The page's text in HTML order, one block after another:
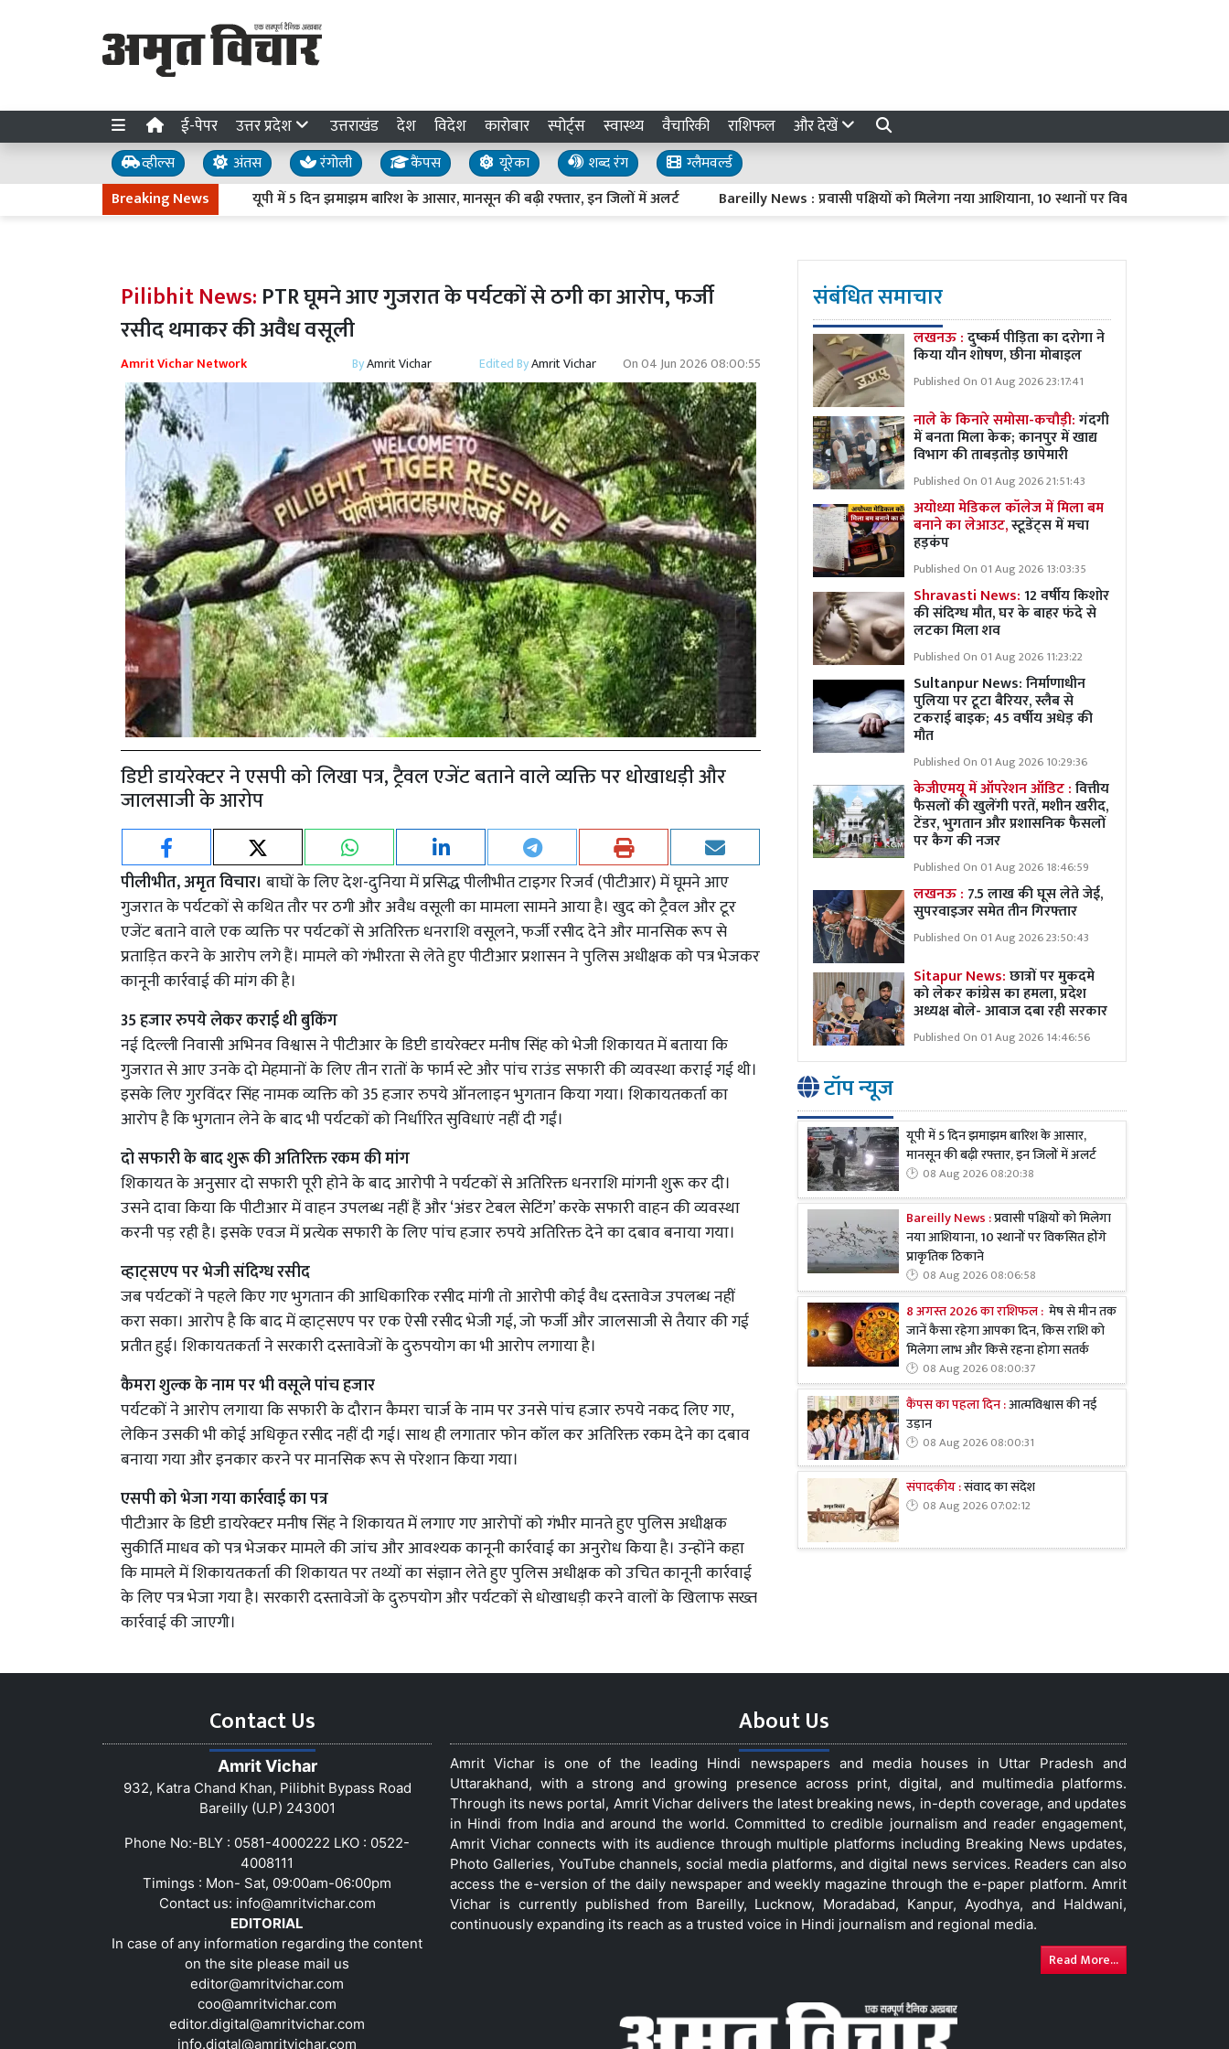
ई-पेपर उत्तर प्रदेश उत्तराखंड देश विदेश कारोबार स्पोर्ट्स स्वास्थ्य वैचारिकी राशिफल और देखें
व्हील्स अंतस रंगोली कैंपस यूरेका शब्द रंग
ग्लैमवर्ल्ड
Breaking News
यूपी में 5 दिन झमाझम बारिश के आसार, मानसून की बढ़ी रफ्तार, इन जिलों में अलर्ट Bareilly News : प्रवासी पक्षियों को मिलेगा नया आशियाना, 10 स्थानों पर विकसित होंगे प्राकृतिक
Pilibhit News: PTR घूमने आए गुजरात के पर्यटकों से ठगी का आरोप, फर्जी
रसीद थमाकर की अवैध वसूली
Amrit Vichar Network ByAmrit Vichar Edited ByAmrit Vichar On04 Jun 2026 08:00:55
डिप्टी डायरेक्टर ने एसपी को लिखा पत्र, ट्रैवल एजेंट बताने वाले व्यक्ति पर धोखाधड़ी और
जालसाजी के आरोप
पीलीभीत, अमृत विचार। बाघों के लिए देश-दुनिया में प्रसिद्ध पीलीभीत टाइगर रिजर्व (पीटीआर) में घूमने आए
गुजरात के पर्यटकों से कथित तौर पर ठगी और अवैध वसूली का मामला सामने आया है। खुद को ट्रैवल और टूर
एजेंट बताने वाले एक व्यक्ति पर पर्यटकों से अतिरिक्त धनराशि वसूलने, फर्जी रसीद देने और मानसिक रूप से
प्रताड़ित करने के आरोप लगे हैं। मामले को गंभीरता से लेते हुए पीटीआर प्रशासन ने पुलिस अधीक्षक को पत्र भेजकर
कानूनी कार्रवाई की मांग की है।
35 हजार रुपये लेकर कराई थी बुकिंग
नई दिल्ली निवासी अभिनव विश्वास ने पीटीआर के डिप्टी डायरेक्टर मनीष सिंह को भेजी शिकायत में बताया कि
गुजरात से आए उनके दो मेहमानों के लिए तीन रातों के फार्म स्टे और पांच राउंड सफारी की व्यवस्था कराई गई थी।
इसके लिए गुरविंदर सिंह नामक व्यक्ति को 35 हजार रुपये ऑनलाइन भुगतान किया गया। शिकायतकर्ता का
आरोप है कि भुगतान लेने के बाद भी पर्यटकों को निर्धारित सुविधाएं नहीं दी गईं।
दो सफारी के बाद शुरू की अतिरिक्त रकम की मांग
शिकायत के अनुसार दो सफारी पूरी होने के बाद आरोपी ने पर्यटकों से अतिरिक्त धनराशि मांगनी शुरू कर दी।
उसने दावा किया कि पीटीआर में वाहन उपलब्ध नहीं हैं और ‘अंडर टेबल सेटिंग’ करके सफारी वाहन की व्यवस्था
करनी पड़ रही है। इसके एवज में प्रत्येक सफारी के लिए पांच हजार रुपये अतिरिक्त देने का दबाव बनाया गया।
व्हाट्सएप पर भेजी संदिग्ध रसीद
जब पर्यटकों ने पहले किए गए भुगतान की आधिकारिक रसीद मांगी तो आरोपी कोई वैध दस्तावेज उपलब्ध नहीं
करा सका। आरोप है कि बाद में व्हाट्सएप पर एक ऐसी रसीद भेजी गई, जो फर्जी और जालसाजी से तैयार की गई
प्रतीत हुई। शिकायतकर्ता ने सरकारी दस्तावेजों के दुरुपयोग का भी आरोप लगाया है।
कैमरा शुल्क के नाम पर भी वसूले पांच हजार
पर्यटकों ने आरोप लगाया कि सफारी के दौरान कैमरा चार्ज के नाम पर उनसे पांच हजार रुपये नकद लिए गए,
लेकिन उसकी भी कोई अधिकृत रसीद नहीं दी गई। साथ ही लगातार फोन कॉल कर अतिरिक्त रकम देने का दबाव
बनाया गया और इनकार करने पर मानसिक रूप से परेशान किया गया।
एसपी को भेजा गया कार्रवाई का पत्र
पीटीआर के डिप्टी डायरेक्टर मनीष सिंह ने शिकायत में लगाए गए आरोपों को गंभीर मानते हुए पुलिस अधीक्षक
सुकीर्ति माधव को पत्र भेजकर मामले की जांच और आवश्यक कानूनी कार्रवाई का अनुरोध किया है। उन्होंने कहा
कि मामले में शिकायतकर्ता की शिकायत पर तथ्यों का संज्ञान लेते हुए पुलिस अधीक्षक को उचित कानूनी कार्रवाई
के लिए पत्र भेजा गया है। सरकारी दस्तावेजों के दुरुपयोग और पर्यटकों से धोखाधड़ी करने वालों के खिलाफ सख्त
कार्रवाई की जाएगी।
संबंधित समाचार
लखनऊ :दुष्कर्म पीड़िता का दरोगा ने
किया यौन शोषण, छीना मोबाइल
Published On 01 Aug 2026 23:17:41
नाले के किनारे समोसा-कचौड़ी:गंदगी
में बनता मिला केक; कानपुर में खाद्य
विभाग की ताबड़तोड़ छापेमारी
Published On 01 Aug 2026 21:51:43
अयोध्या मेडिकल कॉलेज में मिला बम
बनाने का लेआउट,स्टूडेंट्स में मचा
हड़कंप
Published On 01 Aug 2026 13:03:35
Shravasti News:12 वर्षीय किशोर
की संदिग्ध मौत, घर के बाहर फंदे से
लटका मिला शव
Published On 01 Aug 2026 11:23:22
Sultanpur News: निर्माणाधीन
पुलिया पर टूटा बैरियर, स्लैब से
टकराई बाइक; 45 वर्षीय अधेड़ की
मौत
Published On 01 Aug 2026 10:29:36
केजीएमयू में ऑपरेशन ऑडिट :वित्तीय
फैसलों की खुलेंगी परतें, मशीन खरीद,
टेंडर, भुगतान और प्रशासनिक फैसलों
पर कैग की नजर
Published On 01 Aug 2026 18:46:59
लखनऊ : 7.5 लाख की घूस लेते जेई,
सुपरवाइजर समेत तीन गिरफ्तार
Published On 01 Aug 2026 23:50:43
Sitapur News:छात्रों पर मुकदमे
को लेकर कांग्रेस का हमला, प्रदेश
अध्यक्ष बोले- आवाज दबा रही सरकार
Published On 01 Aug 2026 14:46:56
टॉप न्यूज
यूपी में 5 दिन झमाझम बारिश के आसार,
मानसून की बढ़ी रफ्तार, इन जिलों में अलर्ट
08 Aug 2026 08:20:38
Bareilly News :प्रवासी पक्षियों को मिलेगा
नया आशियाना, 10 स्थानों पर विकसित होंगे
प्राकृतिक ठिकाने
08 Aug 2026 08:06:58
8 अगस्त 2026 का राशिफल : मेष से मीन तक
जानें कैसा रहेगा आपका दिन, किस राशि को
मिलेगा लाभ और किसे रहना होगा सतर्क
08 Aug 2026 08:00:37
कैंपस का पहला दिन :आत्मविश्वास की नई
उड़ान
08 Aug 2026 08:00:31
संपादकीय :संवाद का संदेश
08 Aug 2026 07:02:12
Contact Us
Amrit Vichar
932, Katra Chand Khan, Pilibhit Bypass Road
Bareilly (U.P) 243001
Phone No:-BLY : 0581-4000222 LKO : 0522-
4008111
Timings : Mon- Sat, 09:00am-06:00pm
Contact us: info@amritvichar.com
EDITORIAL
In case of any information regarding the content
on the site please mail us
editor@amritvichar.com
coo@amritvichar.com
editor.digital@amritvichar.com
info.digtal@amritvichar.com
About Us
Amrit Vichar is one of the leading Hindi newspapers and media houses in Uttar Pradesh and
Uttarakhand, with a strong and growing presence across print, digital, and multimedia platforms.
Through its news portal, Amrit Vichar delivers the latest breaking news, in-depth coverage, and updates
in Hindi from India and around the world. Committed to credible journalism and reader engagement,
Amrit Vichar connects with its audience through multiple platforms including Breaking News updates,
Photo Galleries, YouTube channels, social media platforms, and digital news services. Readers can also
access the e-version of the daily newspaper and weekly magazine through the e-paper platform. Amrit
Vichar is currently published from Bareilly, Lucknow, Moradabad, Kanpur, Ayodhya, and Haldwani,
continuously expanding its reach as a trusted voice in Hindi journalism and regional media.
Read More...